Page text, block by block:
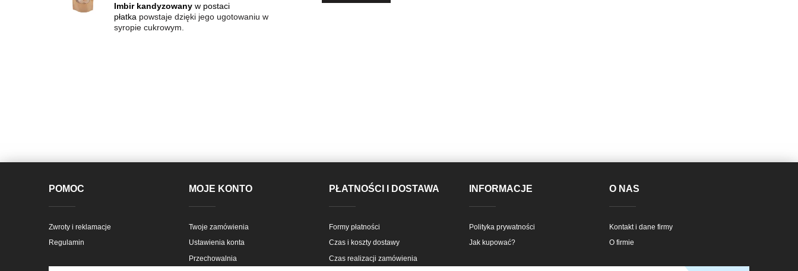
Imbir kandyzowany w postaci
płatka powstaje dzięki jego ugotowaniu w
syropie cukrowym.
POMOC
Zwroty i reklamacje
Regulamin
MOJE KONTO
Twoje zamówienia
Ustawienia konta
Przechowalnia
PŁATNOŚCI I DOSTAWA
Formy płatności
Czas i koszty dostawy
Czas realizacji zamówienia
INFORMACJE
Polityka prywatności
Jak kupować?
O NAS
Kontakt i dane firmy
O firmie